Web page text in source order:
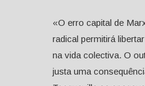
«O erro capital de
radical permitirá
na vida colectiva. O
justa uma